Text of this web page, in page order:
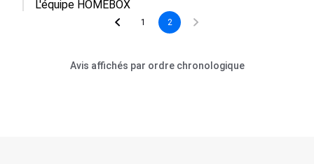
1 2
Avis affichés par ordre chronologique